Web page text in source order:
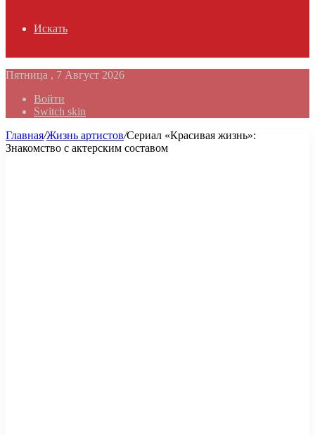
Искать
Пятница , 7 Август 2026
Войти
Switch skin
Главная/Жизнь артистов/Сериал «Красивая жизнь»:
Знакомство с актерским составом